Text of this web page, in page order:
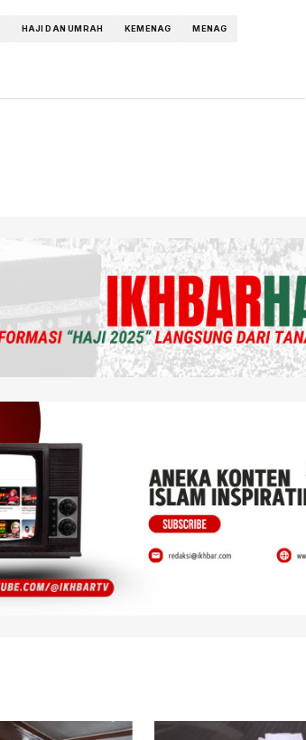
HAJI DAN UMRAH KEMENAG MENAG